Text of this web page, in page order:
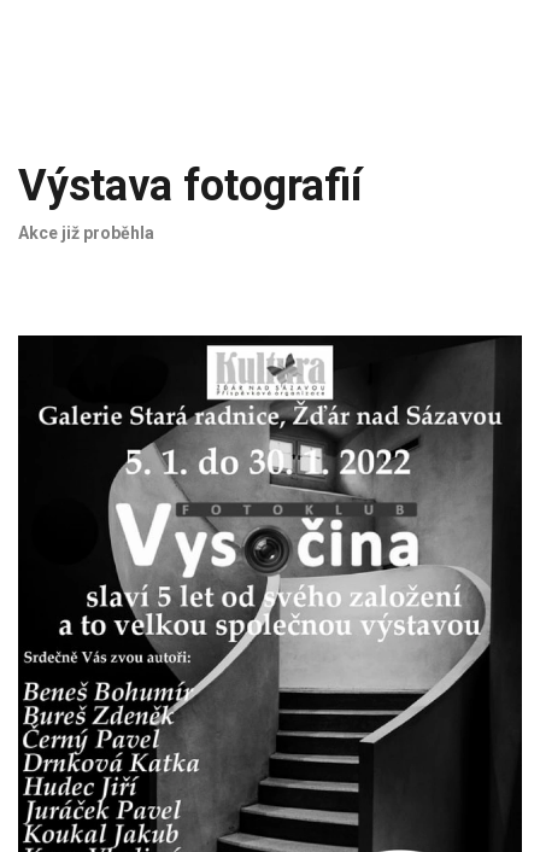
Výstava fotografií
Akce již proběhla